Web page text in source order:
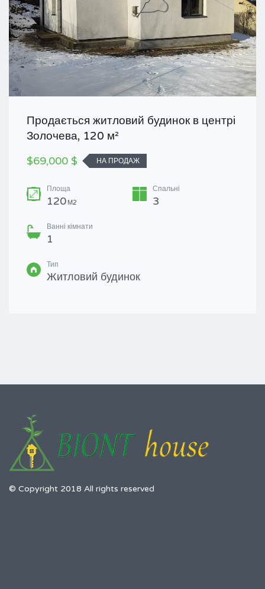
Продається житловий будинок в центрі
Золочева, 120 м²
$69,000 $
НА ПРОДАЖ
Площа
120 М2
Спальні
3
Ванні кімнати
1
Тип
Житловий будинок
© Copyright 2018 All rights reserved